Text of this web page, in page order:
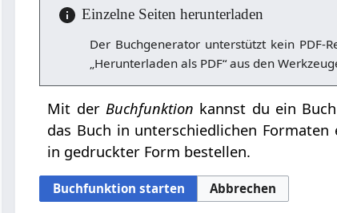
Einzelne Seiten herunterladen
Der Buchgenerator unterstützt kein PDF-
„Herunterladen als PDF“ aus den
Mit derBuchfunktion kannst du ein
das Buch in unterschiedlichen Formaten
in gedruckter Form bestellen.
Buchfunktion starten Abbrechen